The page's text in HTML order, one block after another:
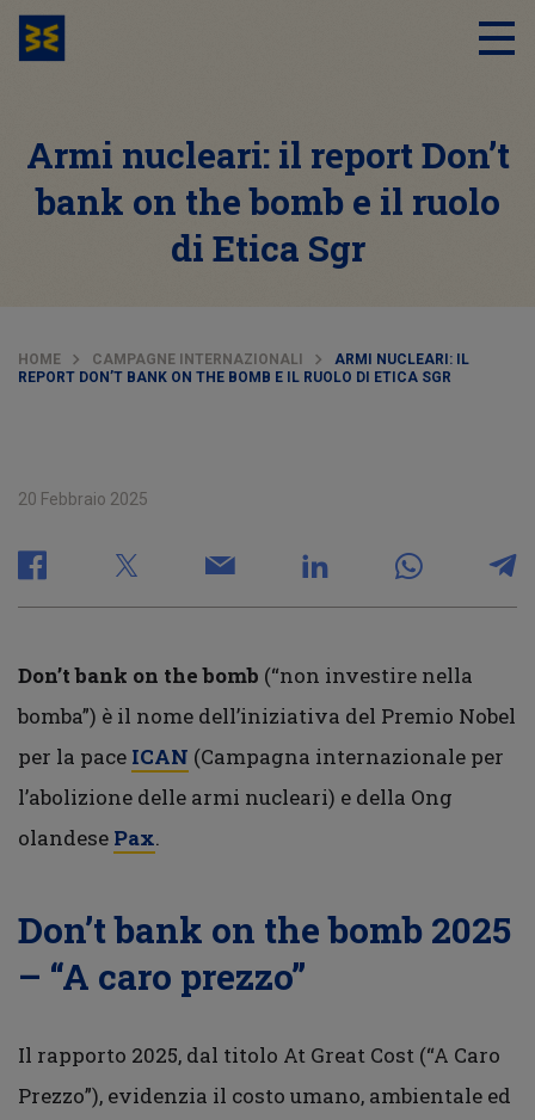
Armi nucleari: il report Don’t
bank on the bomb e il ruolo
di Etica Sgr
HOME CAMPAGNE INTERNAZIONALI
ARMI NUCLEARI: IL
REPORT DON’T BANK ON THE BOMB E IL RUOLO DI ETICA SGR
20 Febbraio 2025
Don’t bank on the bomb (“non investire nella
bomba”) è il nome dell’iniziativa del Premio Nobel
per la pace ICAN (Campagna internazionale per
l’abolizione delle armi nucleari) e della Ong
olandese Pax.
Don’t bank on the bomb 2025
– “A caro prezzo”
Il rapporto 2025, dal titolo At Great Cost (“A Caro
Prezzo”), evidenzia il costo umano, ambientale ed